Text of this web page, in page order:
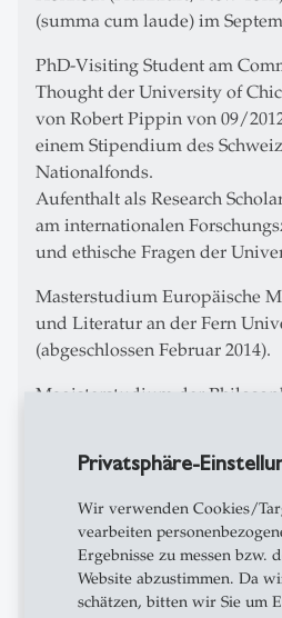
Privatsphäre-
Wir verwenden Cookies/
vearbeiten
Ergebnisse zu messen bzw.
Website abzustimmen. Da
schätzen, bitten wir Sie um
(summa cum laude) im
PhD-Visiting Student am
Thought der University of
von Robert Pippin von 09/
einem Stipendium des
Nationalfonds.
Aufenthalt als Research
am internationalen
und ethische Fragen der
Masterstudium Europäische
und Literatur an der Fern
(abgeschlossen Februar 2014).
Magisterstudium der
Universität St. Gallen
Diplomstudium
Fachhochschule Landshut